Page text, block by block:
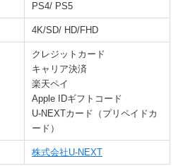
PS4/ PS5
4K/SD/ HD/FHD
クレジットカード
キャリア決済
楽天ペイ
Apple IDギフトコード
U-NEXTカード（プリペイドカ
ード）
株式会社U-NEXT